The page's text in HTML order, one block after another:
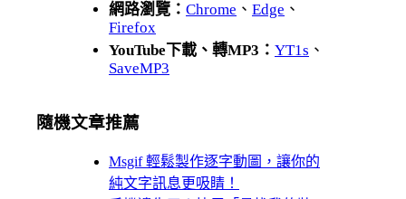
網路瀏覽： Chrome 、 Edge 、
Firefox
YouTube下載、轉MP3： YT1s 、
SaveMP3
隨機文章推薦
Msgif 輕鬆製作逐字動圖，讓你的
純文字訊息更吸睛！